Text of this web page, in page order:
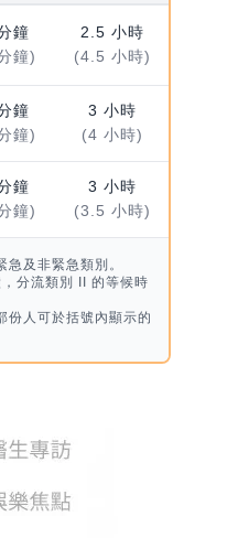
鐘
鐘)
2.5 小時
(4.5 小時)
鐘
鐘)
3 小時
(4 小時)
鐘
鐘)
3 小時
(3.5 小時)
及非緊急類別。
分流類別 II 的等候時
份人可於括號內顯示的